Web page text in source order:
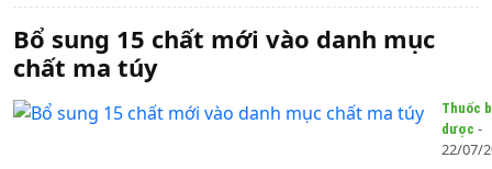
Bổ sung 15 chất mới vào danh mục
chất ma túy
Thuốc
dược -
22/07/